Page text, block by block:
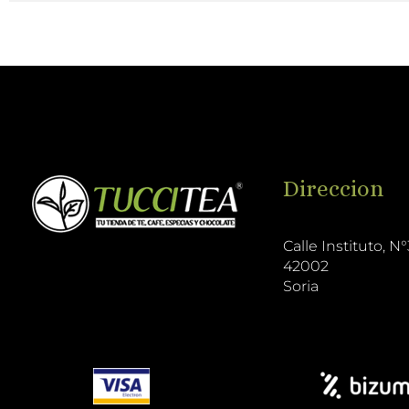
Direccion
Calle Instituto,
42002
Soria